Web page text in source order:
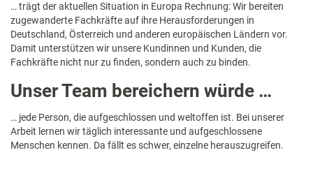
… trägt der aktuellen Situation in Europa Rechnung: Wir bereiten
zugewanderte Fachkräfte auf ihre Herausforderungen in
Deutschland, Österreich und anderen europäischen Ländern vor.
Damit unterstützen wir unsere Kundinnen und Kunden, die
Fachkräfte nicht nur zu finden, sondern auch zu binden.
Unser Team bereichern würde …
… jede Person, die aufgeschlossen und weltoffen ist. Bei unserer
Arbeit lernen wir täglich interessante und aufgeschlossene
Menschen kennen. Da fällt es schwer, einzelne herauszugreifen.